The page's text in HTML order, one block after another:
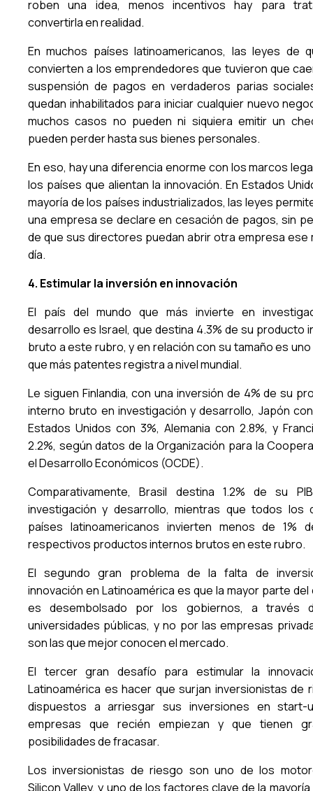
roben una idea, menos incentivos hay para
convertirla en realidad.
En muchos países latinoamericanos, las leyes de
convierten a los emprendedores que tuvieron que
suspensión de pagos en verdaderos parias
quedan inhabilitados para iniciar cualquier nuevo
muchos casos no pueden ni siquiera emitir un
pueden perder hasta sus bienes personales.
En eso, hay una diferencia enorme con los marcos
los países que alientan la innovación. En Estados
mayoría de los países industrializados, las leyes
una empresa se declare en cesación de pagos, sin
de que sus directores puedan abrir otra empresa ese
día.
4. Estimular la inversión en innovación
El país del mundo que más invierte en
desarrollo es Israel, que destina 4.3% de su producto
bruto a este rubro, y en relación con su tamaño es
que más patentes registra a nivel mundial.
Le siguen Finlandia, con una inversión de 4% de su
interno bruto en investigación y desarrollo, Japón
Estados Unidos con 3%, Alemania con 2.8%, y
2.2%, según datos de la Organización para la
el Desarrollo Económicos (OCDE).
Comparativamente, Brasil destina 1.2% de su
investigación y desarrollo, mientras que todos los
países latinoamericanos invierten menos de 1%
respectivos productos internos brutos en este rubro.
El segundo gran problema de la falta de
innovación en Latinoamérica es que la mayor parte del
es desembolsado por los gobiernos, a través
universidades públicas, y no por las empresas
son las que mejor conocen el mercado.
El tercer gran desafío para estimular la
Latinoamérica es hacer que surjan inversionistas de
dispuestos a arriesgar sus inversiones en start-
empresas que recién empiezan y que tienen
posibilidades de fracasar.
Los inversionistas de riesgo son uno de los
Silicon Valley, y uno de los factores clave de la